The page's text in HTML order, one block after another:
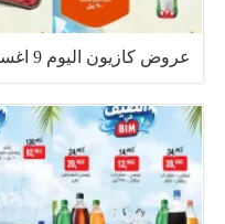
عروض كازيون اليوم 9 اغسطس 2026